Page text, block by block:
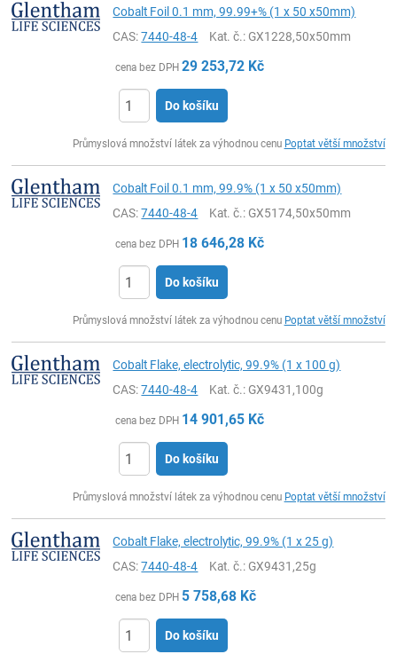
Cobalt Foil 0.1 mm, 99.99+% (1 x 50 x50mm)
CAS:7440-48-4 Kat. č.: GX1228,50x50mm
cena bez DPH 29 253,72 Kč
Do košíku
Průmyslová množství látek za výhodnou cenu Poptat větší množství
Cobalt Foil 0.1 mm, 99.9% (1 x 50 x50mm)
CAS:7440-48-4 Kat. č.: GX5174,50x50mm
cena bez DPH 18 646,28 Kč
Do košíku
Průmyslová množství látek za výhodnou cenu Poptat větší množství
Cobalt Flake, electrolytic, 99.9% (1 x 100 g)
CAS:7440-48-4 Kat. č.: GX9431,100g
cena bez DPH 14 901,65 Kč
Do košíku
Průmyslová množství látek za výhodnou cenu Poptat větší množství
Cobalt Flake, electrolytic, 99.9% (1 x 25 g)
CAS:7440-48-4 Kat. č.: GX9431,25g
cena bez DPH 5 758,68 Kč
Do košíku